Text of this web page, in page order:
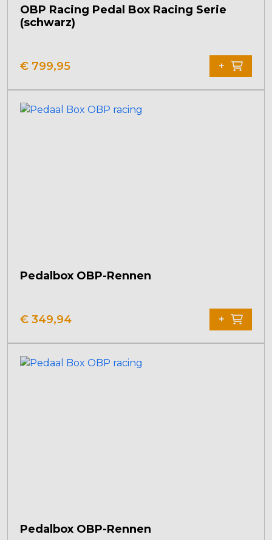
OBP Racing Pedal Box Racing Serie
(schwarz)
€ 799,95 +
Pedalbox OBP-Rennen
€ 349,94 +
Pedalbox OBP-Rennen